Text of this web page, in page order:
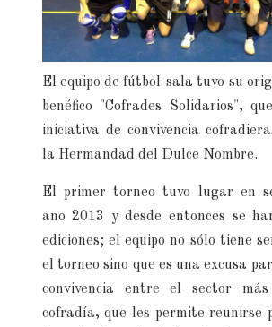
El equipo de fútbol-sala tuvo su
benéfico "Cofrades Solidarios",
iniciativa de convivencia
la Hermandad del Dulce Nombre.
El primer torneo tuvo lugar en
año 2013 y desde entonces se
ediciones; el equipo no sólo tiene
el torneo sino que es una excusa
convivencia entre el sector
cofradía, que les permite reunirse